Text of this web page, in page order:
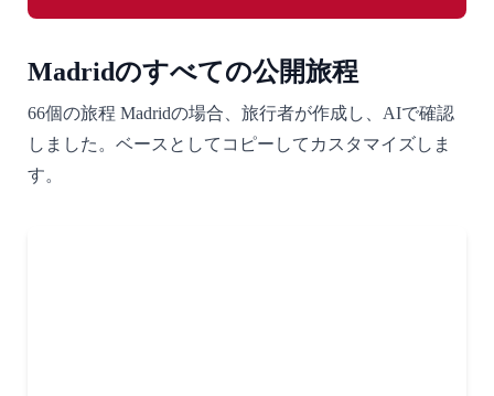
Madridのすべての公開旅程
66個の旅程 Madridの場合、旅行者が作成し、AIで確認
しました。ベースとしてコピーしてカスタマイズしま
す。